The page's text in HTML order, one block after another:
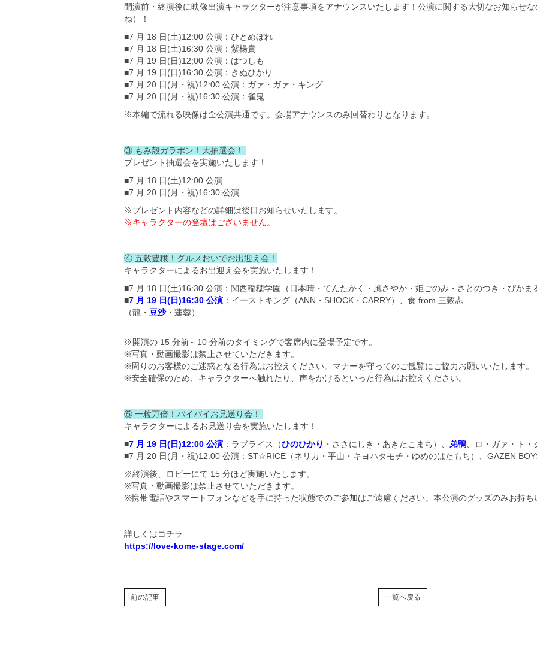
開演前・終演後に映像出演キャラクターが注意事項をアナウンスいたします！公演に関する大切なお知らせ
ね）！
■7 月 18 日(土)12:00 公演：ひとめぼれ
■7 月 18 日(土)16:30 公演：紫楊貴
■7 月 19 日(日)12;00 公演：はつしも
■7 月 19 日(日)16:30 公演：きぬひかり
■7 月 20 日(月・祝)12:00 公演：ガァ・ガァ・キング
■7 月 20 日(月・祝)16:30 公演：雀鬼
※本編で流れる映像は全公演共通です。会場アナウンスのみ回替わりとなります。
③ もみ殻ガラポン！大抽選会！
プレゼント抽選会を実施いたします！
■7 月 18 日(土)12:00 公演
■7 月 20 日(月・祝)16:30 公演
※プレゼント内容などの詳細は後日お知らせいたします。
※キャラクターの登壇はございません。
④ 五穀豊穣！グルメおいでお出迎え会！
キャラクターによるお出迎え会を実施いたします！
■7 月 18 日(土)16:30 公演：関西稲穂学園（日本晴・てんたかく・風さやか・姫ごのみ・さとのつき・ぴかま
■7 月 19 日(日)16:30 公演 ：イーストキング（ANN・SHOCK・CARRY）、食 from 三穀志
（龍・ 豆沙・蓮蓉）
※開演の 15 分前～10 分前のタイミングで客席内に登場予定です。
※写真・動画撮影は禁止させていただきます。
※周りのお客様のご迷惑となる行為はお控えください。マナーを守ってのご観覧にご協力お願いいたします。
※安全確保のため、キャラクターへ触れたり、声をかけるといった行為はお控えください。
⑤ 一粒万倍！バイバイお見送り会！
キャラクターによるお見送り会を実施いたします！
■7 月 19 日(日)12:00 公演 ：ラブライス（ひのひかり ・ささにしき・あきたこまち）、 弟鴨 、ロ・ガァ・ト
■7 月 20 日(月・祝)12:00 公演：ST☆RICE（ネリカ・平山・キヨハタモチ・ゆめのはたもち）、GAZEN
※終演後、ロビーにて 15 分ほど実施いたします。
※写真・動画撮影は禁止させていただきます。
※携帯電話やスマートフォンなどを手に持った状態でのご参加はご遠慮ください。本公演のグッズのみお持ち
詳しくはコチラ
https://love-kome-stage.com/
一覧へ戻る
前の記事